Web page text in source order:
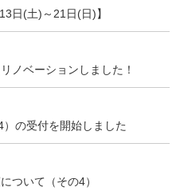
日(土)～21日(日)】
ノベーションしました！
の受付を開始しました
ついて（その4）